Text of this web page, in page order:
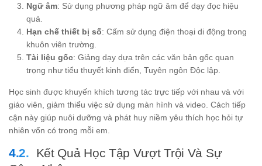
Ngữ âm: Sử dụng phương pháp ngữ âm để dạy đọc hiệu
quả.
Hạn chế thiết bị số: Cấm sử dụng điện thoại di động trong
khuôn viên trường.
Tài liệu gốc: Giảng dạy dựa trên các văn bản gốc quan
trọng như tiểu thuyết kinh điển, Tuyên ngôn Độc lập.
Học sinh được khuyến khích tương tác trực tiếp với nhau và với
giáo viên, giảm thiểu việc sử dụng màn hình và video. Cách tiếp
cận này giúp nuôi dưỡng và phát huy niềm yêu thích học hỏi tự
nhiên vốn có trong mỗi em.
Kết Quả Học Tập Vượt Trội Và Sự